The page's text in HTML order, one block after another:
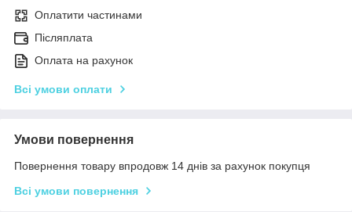
Оплатити частинами
Післяплата
Оплата на рахунок
Всі умови оплати
Умови повернення
Повернення товару впродовж 14 днів за рахунок покупця
Всі умови повернення